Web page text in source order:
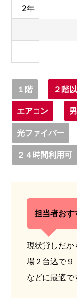
2年
１階 ２階
エアコン
光ファイバー
２４時間利用可
担当者おす
現状貸しだか
場２台込で９
などに最適で